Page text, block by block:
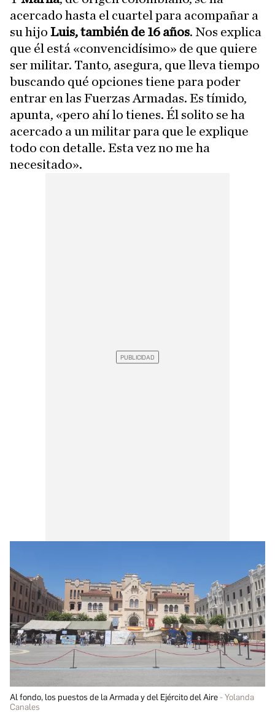
acercado hasta el cuartel para acompañar a
su hijo Luis, también de 16 años. Nos explica
que él está «convencidísimo» de que quiere
ser militar. Tanto, asegura, que lleva tiempo
buscando qué opciones tiene para poder
entrar en las Fuerzas Armadas. Es tímido,
apunta, «pero ahí lo tienes. Él solito se ha
acercado a un militar para que le explique
todo con detalle. Esta vez no me ha
necesitado».
Al fondo, los puestos de la Armada y del Ejército del Aire
Yolanda
Canales